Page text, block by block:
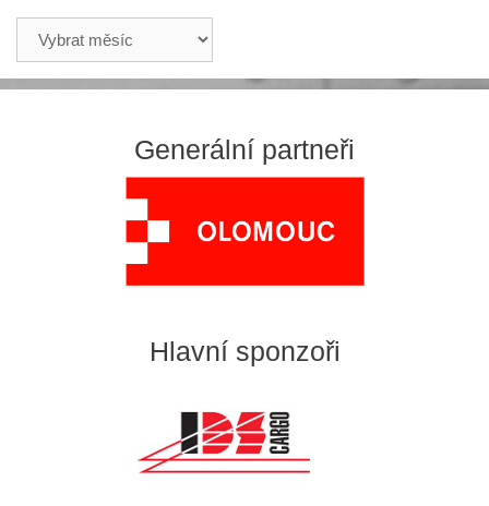
příspěvků
Generální partneři
Hlavní sponzoři